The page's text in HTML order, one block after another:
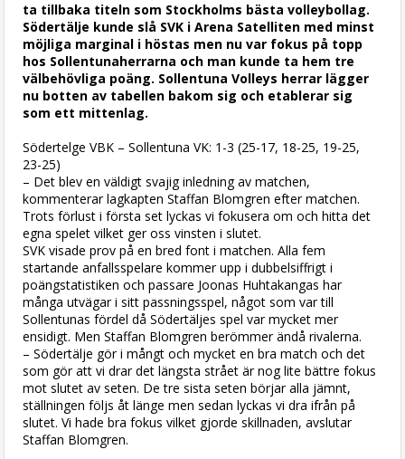
ta tillbaka titeln som Stockholms bästa volleybollag.
Södertälje kunde slå SVK i Arena Satelliten med minst
möjliga marginal i höstas men nu var fokus på topp
hos Sollentunaherrarna och man kunde ta hem tre
välbehövliga poäng. Sollentuna Volleys herrar lägger
nu botten av tabellen bakom sig och etablerar sig
som ett mittenlag.
Södertelge VBK – Sollentuna VK: 1-3 (25-17, 18-25, 19-25,
23-25)
– Det blev en väldigt svajig inledning av matchen,
kommenterar lagkapten Staffan Blomgren efter matchen.
Trots förlust i första set lyckas vi fokusera om och hitta det
egna spelet vilket ger oss vinsten i slutet.
SVK visade prov på en bred font i matchen. Alla fem
startande anfallsspelare kommer upp i dubbelsiffrigt i
poängstatistiken och passare Joonas Huhtakangas har
många utvägar i sitt passningsspel, något som var till
Sollentunas fördel då Södertäljes spel var mycket mer
ensidigt. Men Staffan Blomgren berömmer ändå rivalerna.
– Södertälje gör i mångt och mycket en bra match och det
som gör att vi drar det längsta strået är nog lite bättre fokus
mot slutet av seten. De tre sista seten börjar alla jämnt,
ställningen följs åt länge men sedan lyckas vi dra ifrån på
slutet. Vi hade bra fokus vilket gjorde skillnaden, avslutar
Staffan Blomgren.